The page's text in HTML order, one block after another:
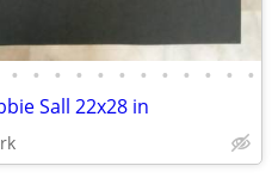
• • • • • • • • • • • •
Sall 22x28 in